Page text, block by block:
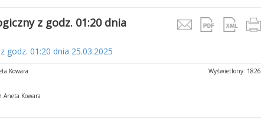
z godz. 01:20 dnia
01:20 dnia 25.03.2025
Wyświetlony: 1826
Kowara
Kowara